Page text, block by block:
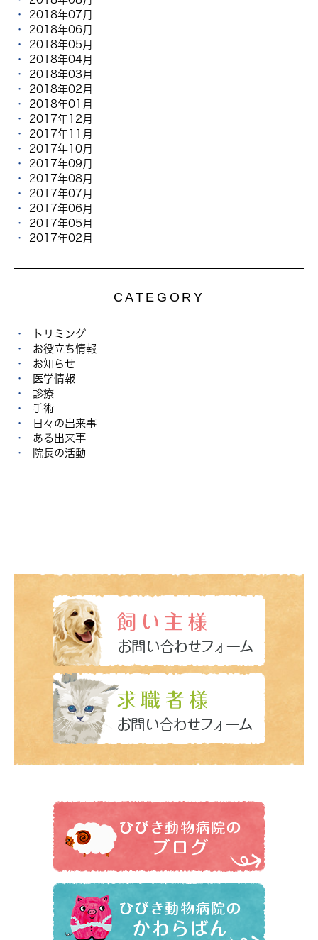
2018年07月
2018年06月
2018年05月
2018年04月
2018年03月
2018年02月
2018年01月
2017年12月
2017年11月
2017年10月
2017年09月
2017年08月
2017年07月
2017年06月
2017年05月
2017年02月
CATEGORY
トリミング
お役立ち情報
お知らせ
医学情報
診療
手術
日々の出来事
ある出来事
院長の活動